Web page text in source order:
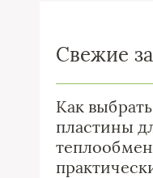
Свежие
Как
пластины